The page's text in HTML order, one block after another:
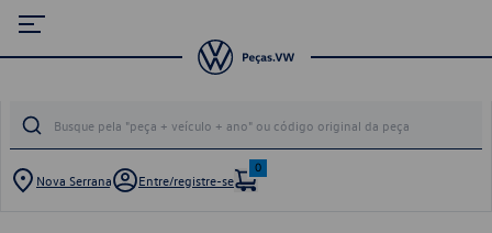
Nova Serrana Entre/registre-se
0